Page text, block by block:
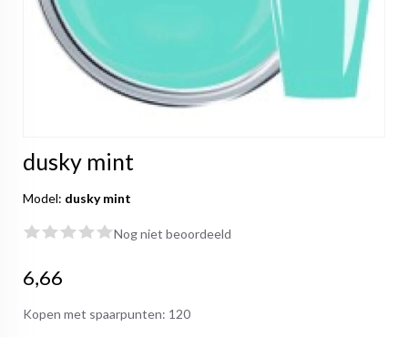
dusky mint
Model: dusky mint
Nog niet beoordeeld
6,66
Kopen met spaarpunten: 120